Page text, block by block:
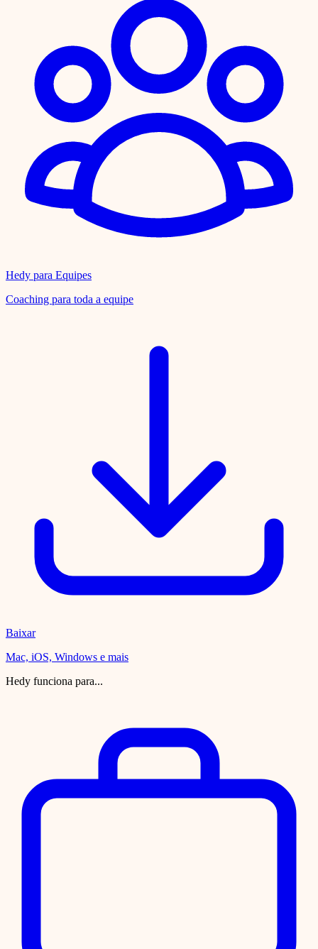
Hedy para Equipes
Coaching para toda a equipe
Baixar
Mac, iOS, Windows e mais
Hedy funciona para...